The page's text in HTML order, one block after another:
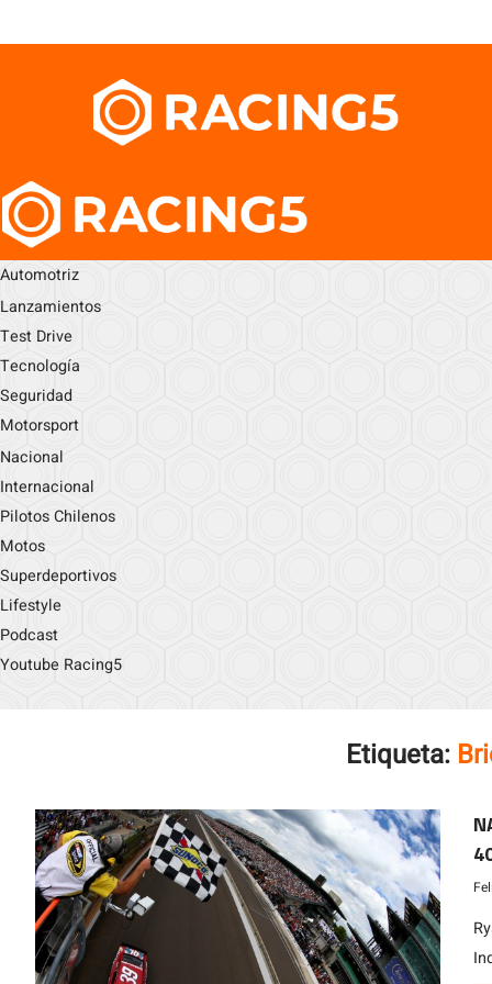
Automotriz
Lanzamientos
Test Drive
Tecnología
Seguridad
Motorsport
Nacional
Internacional
Pilotos Chilenos
Motos
Superdeportivos
Lifestyle
Podcast
Youtube Racing5
Etiqueta: